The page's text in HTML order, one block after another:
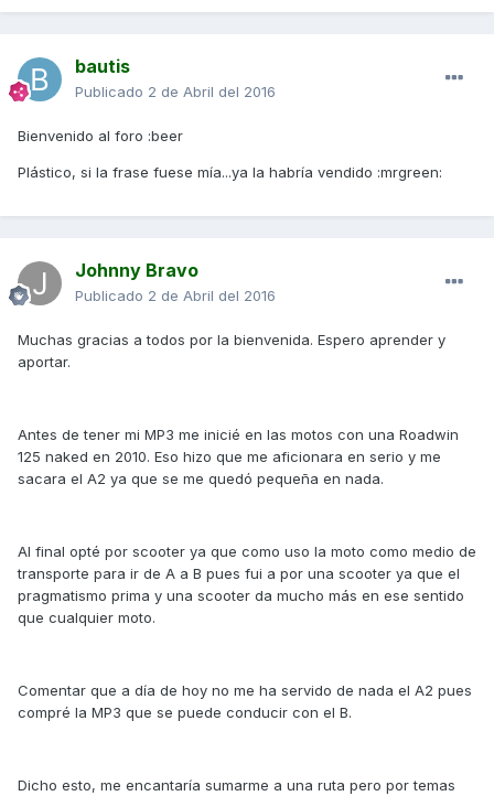
bautis
Publicado 2 de Abril del 2016
Bienvenido al foro :beer
Plástico, si la frase fuese mía...ya la habría vendido :mrgreen:
Johnny Bravo
Publicado 2 de Abril del 2016
Muchas gracias a todos por la bienvenida. Espero aprender y
aportar.
Antes de tener mi MP3 me inicié en las motos con una Roadwin
125 naked en 2010. Eso hizo que me aficionara en serio y me
sacara el A2 ya que se me quedó pequeña en nada.
Al final opté por scooter ya que como uso la moto como medio de
transporte para ir de A a B pues fui a por una scooter ya que el
pragmatismo prima y una scooter da mucho más en ese sentido
que cualquier moto.
Comentar que a día de hoy no me ha servido de nada el A2 pues
compré la MP3 que se puede conducir con el B.
Dicho esto, me encantaría sumarme a una ruta pero por temas